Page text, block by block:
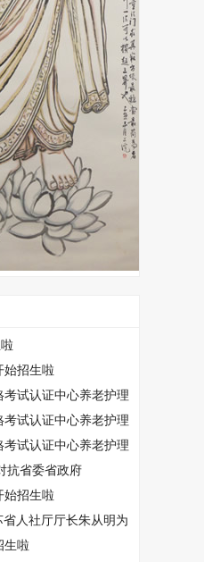
始招生啦
试认证中心养老护理
试认证中心养老护理
试认证中心养老护理
抗省委省政府
始招生啦
人社厅厅长朱从明为
生啦